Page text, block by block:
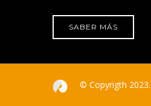
SABER MÁS
© Copyrigth